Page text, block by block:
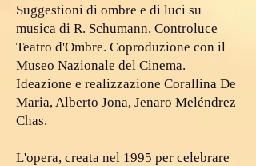
Suggestioni di ombre e di luci su
musica di R. Schumann. Controluce
Teatro d'Ombre. Coproduzione con il
Museo Nazionale del Cinema.
Ideazione e realizzazione Corallina De
Maria, Alberto Jona, Jenaro Meléndrez
Chas.
L'opera, creata nel 1995 per celebrare